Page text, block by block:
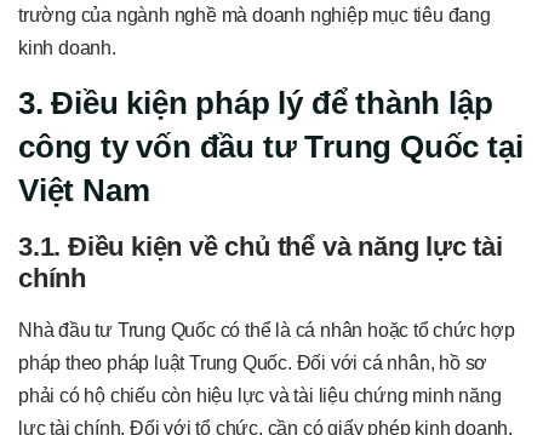
trường của ngành nghề mà doanh nghiệp mục tiêu đang
kinh doanh.
3. Điều kiện pháp lý để thành lập
công ty vốn đầu tư Trung Quốc tại
Việt Nam
3.1. Điều kiện về chủ thể và năng lực tài
chính
Nhà đầu tư Trung Quốc có thể là cá nhân hoặc tổ chức hợp
pháp theo pháp luật Trung Quốc. Đối với cá nhân, hồ sơ
phải có hộ chiếu còn hiệu lực và tài liệu chứng minh năng
lực tài chính. Đối với tổ chức, cần có giấy phép kinh doanh,